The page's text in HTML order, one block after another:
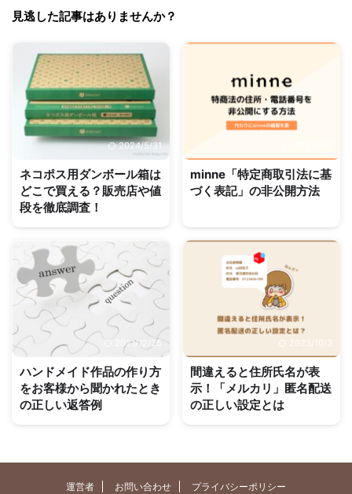
見逃した記事はありませんか？
2024/5/31
ネコポス用ダンボール箱は
どこで買える？販売店や値
段を徹底調査！
minne「特定商取引法に基
づく表記」の非公開方法
2021/12/25
ハンドメイド作品の作り方
をお客様から聞かれたとき
の正しい返答例
2023/10/3
間違えると住所氏名が表
示！「メルカリ」匿名配送
の正しい設定とは
運営者 お問い合わせ プライバシーポリシー